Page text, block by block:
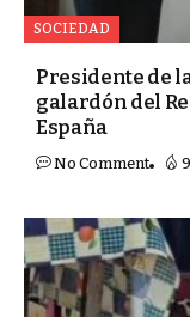
SOCIEDAD
Presidente de
galardón del
España
No Comment